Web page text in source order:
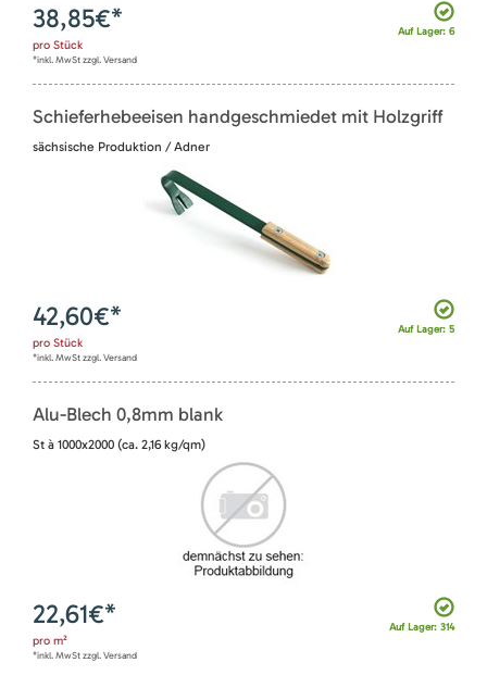
Auf Lager: 6
38,85€*
pro Stück
*inkl. MwSt zzgl. Versand
Schieferhebeeisen handgeschmiedet mit Holzgriff
sächsische Produktion / Adner
Auf Lager: 5
42,60€*
pro Stück
*inkl. MwSt zzgl. Versand
Alu-Blech 0,8mm blank
St à 1000x2000 (ca. 2,16 kg/qm)
Auf Lager: 314
22,61€*
pro m²
*inkl. MwSt zzgl. Versand